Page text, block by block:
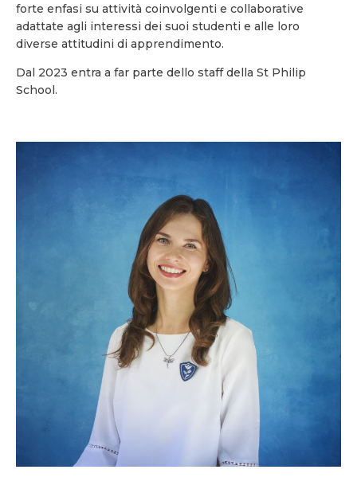
forte enfasi su attività coinvolgenti e collaborative
adattate agli interessi dei suoi studenti e alle loro
diverse attitudini di apprendimento.
Dal 2023 entra a far parte dello staff della St Philip
School.